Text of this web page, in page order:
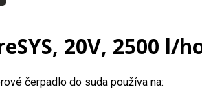
20V, 2500 l/
čerpadlo do suda používa na: